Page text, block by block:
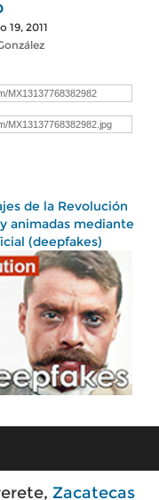
19, 2011
de la Revolución
animadas mediante
(deepfakes)
Zacatecas